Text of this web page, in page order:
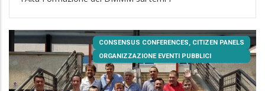
CONSENSUS CONFERENCES, CITIZEN PANELS
ORGANIZZAZIONE EVENTI PUBBLICI